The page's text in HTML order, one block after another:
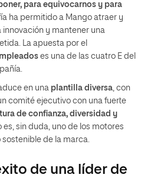
para equivocarnos y para
ha permitido a Mango atraer y
y mantener una
La apuesta por el
es una de las cuatro E del
en una plantilla diversa, con
comité ejecutivo con una fuerte
de confianza, diversidad y
es, sin duda, uno de los motores
de la marca.
de una líder de